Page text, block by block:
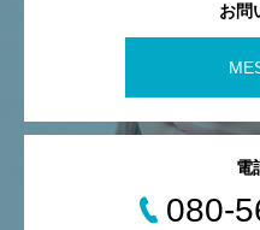
お問
電
080-